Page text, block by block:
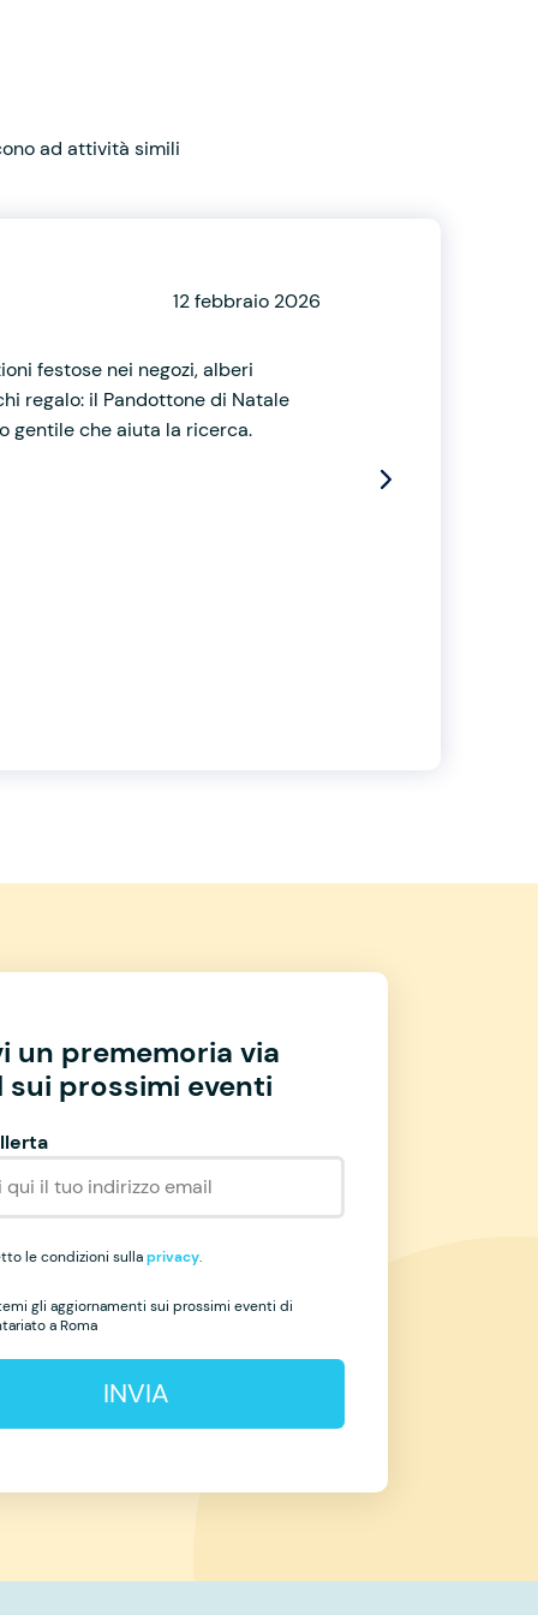
ad attività simili
12 febbraio 2026
festose nei negozi, alberi
regalo: il Pandottone di Natale
gentile che aiuta la ricerca.
un prememoria via
sui prossimi eventi
le condizioni sullaprivacy.
gli aggiornamenti sui prossimi eventi di
a Roma
INVIA